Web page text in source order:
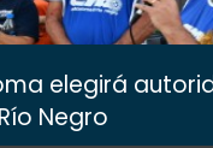
elegirá
Negro